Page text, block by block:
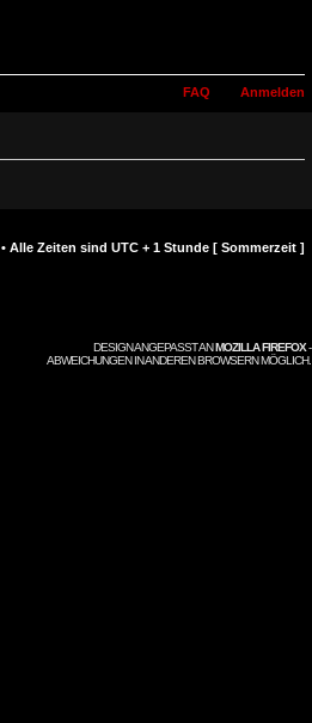
FAQ Anmelden
• Alle Zeiten sind UTC + 1 Stunde [ Sommerzeit ]
DESIGN ANGEPASST ANMOZILLA FIREFOX-
ABWEICHUNGEN IN ANDEREN BROWSERN MÖGLICH.